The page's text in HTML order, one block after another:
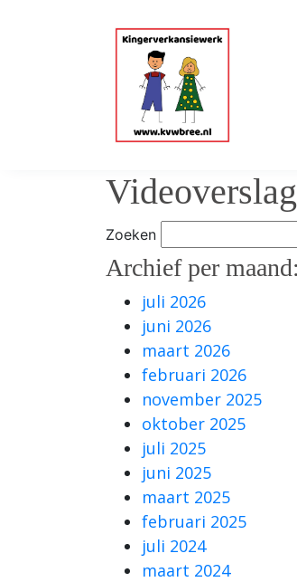
Zoeken
Archief per maand:
juli 2026
juni 2026
maart 2026
februari 2026
november 2025
oktober 2025
juli 2025
juni 2025
maart 2025
februari 2025
juli 2024
maart 2024